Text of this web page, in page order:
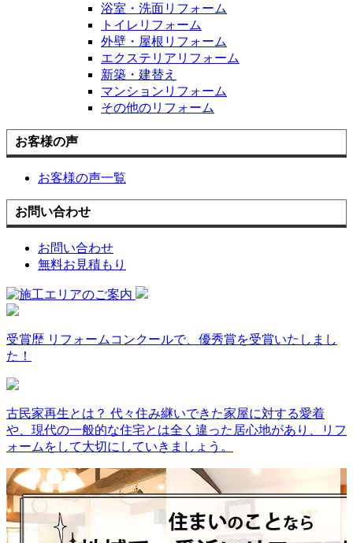
浴室・洗面リフォーム
トイレリフォーム
外壁・屋根リフォーム
エクステリアリフォーム
新築・建替え
マンションリフォーム
その他のリフォーム
お客様の声
お客様の声一覧
お問い合わせ
お問い合わせ
無料お見積もり
受賞歴 リフォームコンクールで、優秀賞を受賞いたしまし
た！
古民家再生とは？ 代々住み継いできた家屋に対する愛着
や、現代の一般的な住宅とは全く違った居心地があり、リフ
ォームをして大切にしていきましょう。